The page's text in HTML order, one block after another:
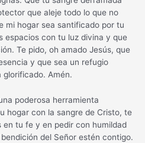
que aleje todo lo que no
mi hogar sea santificado por tu
espacios con tu luz divina y que
Te pido, oh amado Jesús, que
y que sea un refugio
glorificado. Amén.
poderosa herramienta
hogar con la sangre de Cristo, te
tu fe y en pedir con humildad
del Señor estén contigo.